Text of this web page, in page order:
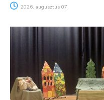
2026. augusztus 07.